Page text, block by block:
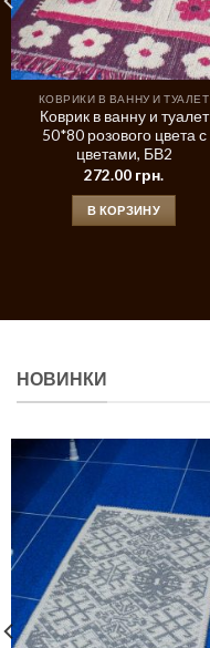
КОВРИКИ В ВАННУ И ТУАЛЕТ
Коврик в ванну и туалет
50*80 розового цвета с
цветами, БВ2
272.00 грн.
В КОРЗИНУ
НОВИНКИ